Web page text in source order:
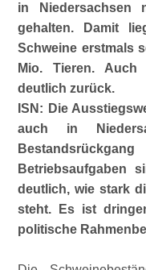
in Niedersachsen
gehalten. Damit
Schweine erstmals
Mio. Tieren.
deutlich zurück.
ISN: Die
auch in
Betriebsaufgaben
deutlich, wie stark
steht. Es ist
politische